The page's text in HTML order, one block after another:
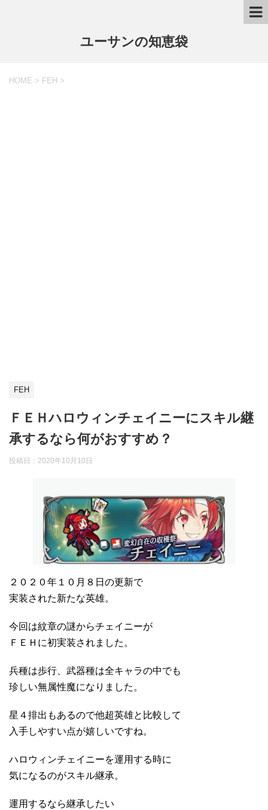
ユーサンの知恵袋
HOME > FEH >
FEH
ＦＥＨハロウィンチェイニーにスキル継
承するなら何がおすすめ？
投稿日： 2020年10月10日
２０２０年１０月８日の更新で
実装された新たな英雄。
今回は紋章の謎からチェイニーが
ＦＥＨに初実装されました。
兵種は歩行、武器種は全キャラの中でも
珍しい無属性魔になりました。
星４排出もあるので他超英雄と比較して
入手しやすい点が嬉しいですね。
ハロウィンチェイニーを運用する時に
気になるのがスキル継承。
運用するなら継承したい